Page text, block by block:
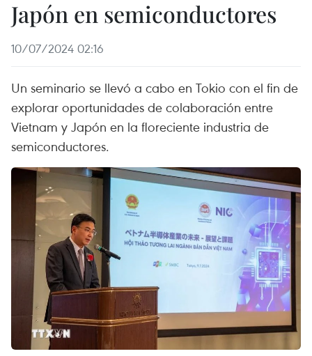
Japón en semiconductores
10/07/2024 02:16
Un seminario se llevó a cabo en Tokio con el fin de
explorar oportunidades de colaboración entre
Vietnam y Japón en la floreciente industria de
semiconductores.